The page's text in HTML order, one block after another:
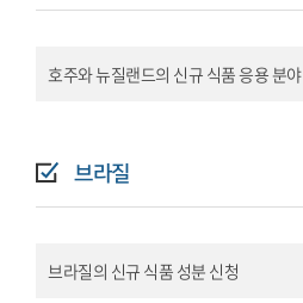
호주와 뉴질랜드의 신규 식품 응용 분야
브라질
브라질의 신규 식품 성분 신청